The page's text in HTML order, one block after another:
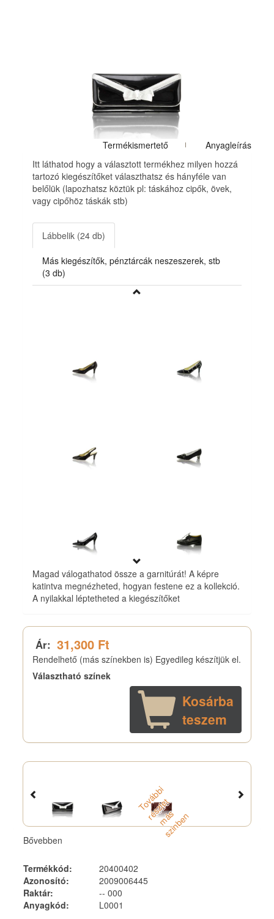
Termékismertető
Anyagleírás
Itt láthatod hogy a választott termékhez milyen hozzá
tartozó kiegészítőket választhatsz és hányféle van
belőlük (lapozhatsz köztük pl: táskához cipők, övek,
vagy cipőhöz táskák stb)
Lábbelik (24 db)
Más kiegészítők, pénztárcák neszeszerek, stb
(3 db)
Magad válogathatod össze a garnitúrát! A képre
katintva megnézheted, hogyan festene ez a kollekció.
A nyilakkal léptetheted a kiegészítőket
Ár: 31,300 Ft
Rendelhető (más színekben is) Egyedileg készítjük el.
Választható színek
Kosárba
teszem
T
o
v
á
b
b
i
r
é
s
z
l
e
t
m
á
s
s
z
i
n
b
e
n
Bővebben
Termékkód:
20400402
Azonosító:
2009006445
Raktár:
-- 000
Anyagkód:
L0001